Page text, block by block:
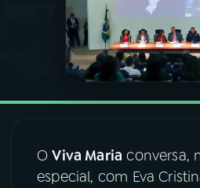
PROGRAMAS
PODCASTS
ÚLTIMAS
OViva Maria conversa,
especial, com Eva